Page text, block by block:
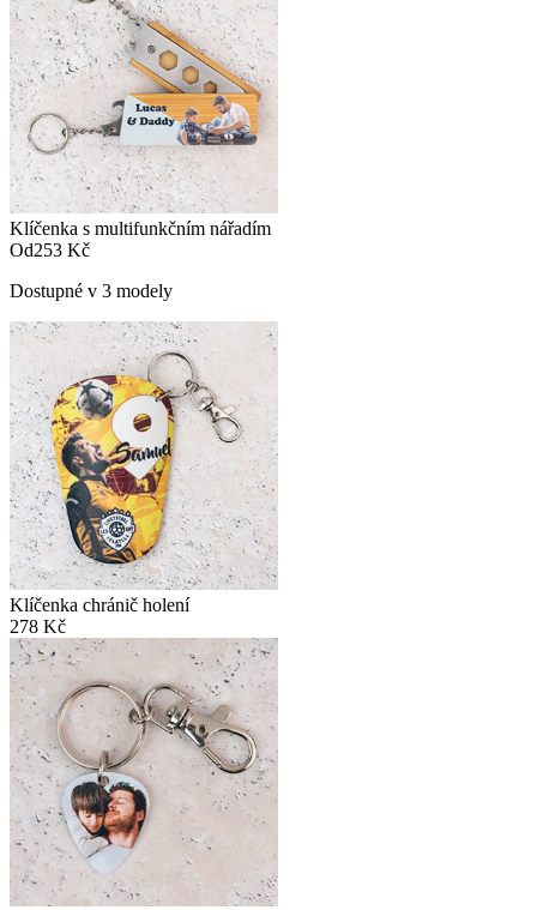
Klíčenka s multifunkčním nářadím
Od253 Kč
Dostupné v 3 modely
Klíčenka chránič holení
278 Kč